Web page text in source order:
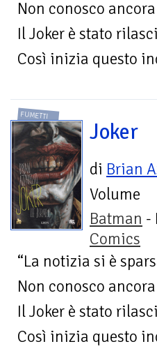
Non conosco
Il Joker è stato
Così inizia questo
FUMETTI
Joker
di Brian
Volume
Batman -
Comics
“La notizia si è
Non conosco
Il Joker è stato
Così inizia questo